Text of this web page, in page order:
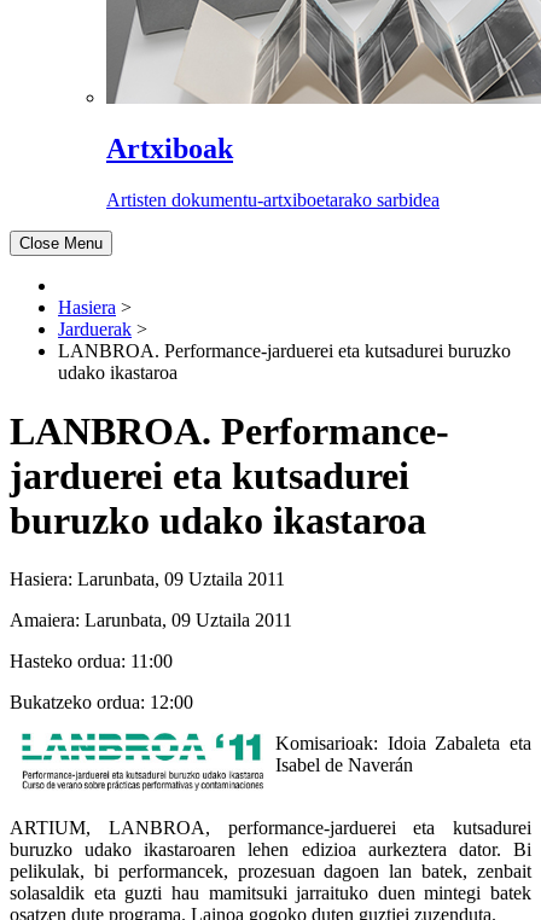
Artxiboak
Artisten dokumentu-artxiboetarako sarbidea
Close Menu
Hasiera >
Jarduerak >
LANBROA. Performance-jarduerei eta kutsadurei buruzko
udako ikastaroa
LANBROA. Performance-
jarduerei eta kutsadurei
buruzko udako ikastaroa
Hasiera: Larunbata, 09 Uztaila 2011
Amaiera: Larunbata, 09 Uztaila 2011
Hasteko ordua: 11:00
Bukatzeko ordua: 12:00
Komisarioak: Idoia Zabaleta eta
Isabel de Naverán
ARTIUM, LANBROA, performance-jarduerei eta kutsadurei
buruzko udako ikastaroaren lehen edizioa aurkeztera dator. Bi
pelikulak, bi performancek, prozesuan dagoen lan batek, zenbait
solasaldik eta guzti hau mamitsuki jarraituko duen mintegi batek
osatzen dute programa. Lainoa gogoko duten guztiei zuzenduta.